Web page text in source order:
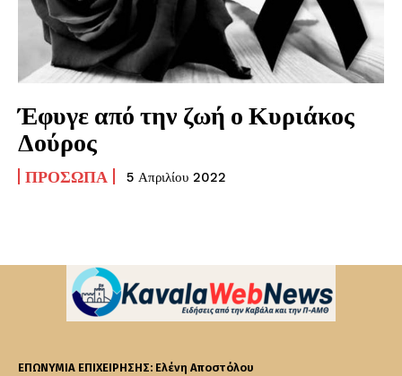
Έφυγε από την ζωή ο Κυριάκος
Δούρος
ΠΡΌΣΩΠΑ 5 Απριλίου 2022
ΕΠΩΝΥΜΙΑ ΕΠΙΧΕΙΡΗΣΗΣ: Ελένη Αποστόλου